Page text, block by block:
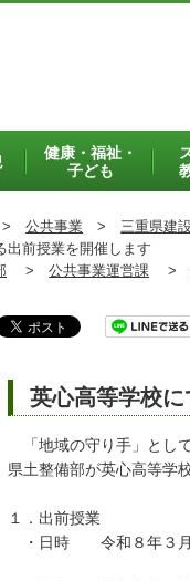
健康・福祉・
子ども
公共事業 > 三重県建
前授業を開催します
> 公共事業運営課 >
英心高等学校
「地域の守り手」とし
県土整備部が英心高等学
１．出前授業
・日時 令和８年３月４